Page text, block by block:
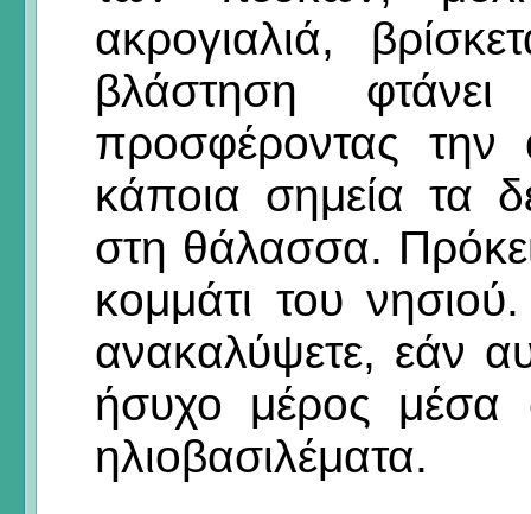
ακρογιαλιά,
βλάστηση
προσφέροντας
κάποια σημεία τα
στη θάλασσα.
κομμάτι του
ανακαλύψετε, εάν
ήσυχο μέρος μέσα
ηλιοβασιλέματα.